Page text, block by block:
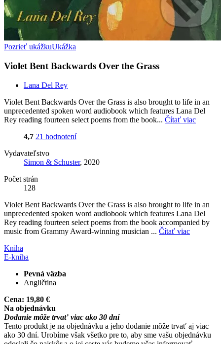
Pozrieť ukážkuUkážka
Violet Bent Backwards Over the Grass
Lana Del Rey
Violet Bent Backwards Over the Grass is also brought to life in an
unprecedented spoken word audiobook which features Lana Del
Rey reading fourteen select poems from the book... Čítať viac
4,7 21 hodnotení
Vydavateľstvo
Simon & Schuster, 2020
Počet strán
128
Violet Bent Backwards Over the Grass is also brought to life in an
unprecedented spoken word audiobook which features Lana Del
Rey reading fourteen select poems from the book accompanied by
music from Grammy Award-winning musician ... Čítať viac
Kniha
E-kniha
Pevná väzba
Angličtina
Cena: 19,80 €
Na objednávku
Dodanie môže trvať viac ako 30 dní
Tento produkt je na objednávku a jeho dodanie môže trvať aj viac
ako 30 dní. Urobíme však všetko pre to, aby sme vašu objednávku